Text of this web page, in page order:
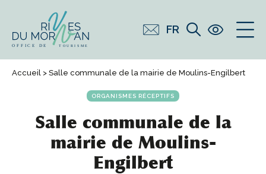
FR
Accueil > Salle communale de la mairie de Moulins-Engilbert
ORGANISMES RÉCEPTIFS
Salle communale de la
mairie de Moulins-
Engilbert